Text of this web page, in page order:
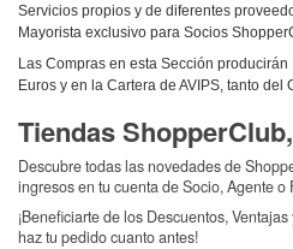
Servicios propios y de diferentes
Mayorista exclusivo para Socios
Las Compras en esta Sección
Euros y en la Cartera de AVIPS, tanto
Tiendas
Descubre todas las novedades de
ingresos en tu cuenta de Socio, Agente o
¡Beneficiarte de los Descuentos,
haz tu pedido cuanto antes!